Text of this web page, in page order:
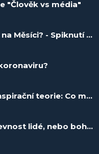
"Člověk vs média"
Přistáli Američané na Měsíci? - Spiknutí #33
Náboženství a konspirační teorie: Co mají společného? - Spiknutí #54
Postavili inckou pevnost lidé, nebo bohové? - Spiknutí #76